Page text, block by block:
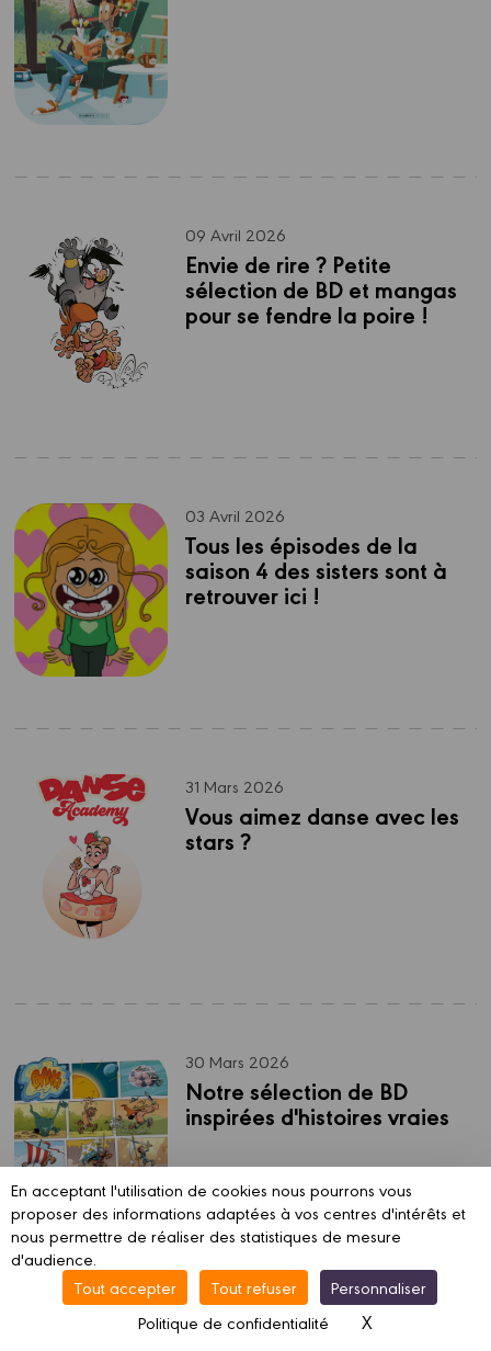
09 Avril 2026
Envie de rire ? Petite
sélection de BD et mangas
pour se fendre la poire !
03 Avril 2026
Tous les épisodes de la
saison 4 des sisters sont à
retrouver ici !
31 Mars 2026
Vous aimez danse avec les
stars ?
30 Mars 2026
Notre sélection de BD
inspirées d'histoires vraies
17 Mars 2026
En acceptant l'utilisation de cookies nous pourrons vous
proposer des informations adaptées à vos centres d'intérêts et
nous permettre de réaliser des statistiques de mesure
d'audience.
Tout accepter
Tout refuser
Personnaliser
Politique de confidentialité
X